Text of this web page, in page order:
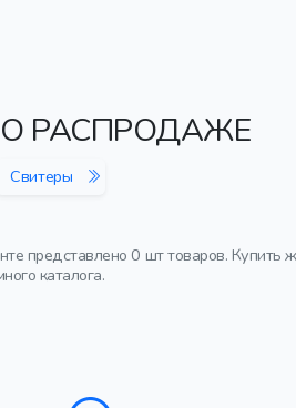
РАСПРОДАЖЕ
Свитеры
представлено 0 шт товаров.
каталога.